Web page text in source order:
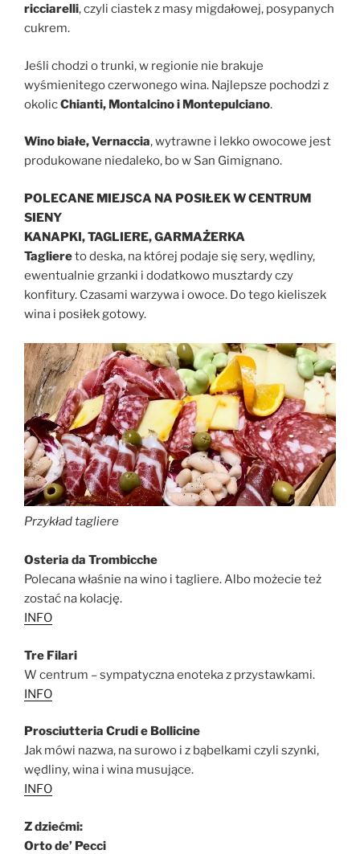
ricciarelli, czyli ciastek z masy migdałowej, posypanych
cukrem.
Jeśli chodzi o trunki, w regionie nie brakuje
wyśmienitego czerwonego wina. Najlepsze pochodzi z
okolicChianti, Montalcino i Montepulciano.
Wino białe, Vernaccia, wytrawne i lekko owocowe jest
produkowane niedaleko, bo w San Gimignano.
POLECANE MIEJSCA NA POSIŁEK W CENTRUM
SIENY
KANAPKI, TAGLIERE, GARMAŻERKA
Tagliereto deska, na której podaje się sery, wędliny,
ewentualnie grzanki i dodatkowo musztardy czy
konfitury. Czasami warzywa i owoce. Do tego kieliszek
wina i posiłek gotowy.
Przykład tagliere
Osteria da Trombicche
Polecana właśnie na wino i tagliere. Albo możecie też
zostać na kolację.
INFO
Tre Filari
W centrum – sympatyczna enoteka z przystawkami.
INFO
Prosciutteria Crudi e Bollicine
Jak mówi nazwa, na surowo i z bąbelkami czyli szynki,
wędliny, wina i wina musujące.
INFO
Z dziećmi:
Orto de’ Pecci